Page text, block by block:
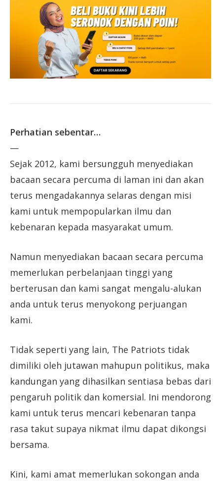
Perhatian sebentar…
—
Sejak 2012, kami bersungguh menyediakan
bacaan secara percuma di laman ini dan akan
terus mengadakannya selaras dengan misi
kami untuk mempopularkan ilmu dan
kebenaran kepada masyarakat umum.
Namun menyediakan bacaan secara percuma
memerlukan perbelanjaan tinggi yang
berterusan dan kami sangat mengalu-alukan
anda untuk terus menyokong perjuangan
kami.
Tidak seperti yang lain, The Patriots tidak
dimiliki oleh jutawan mahupun politikus, maka
kandungan yang dihasilkan sentiasa bebas dari
pengaruh politik dan komersial. Ini mendorong
kami untuk terus mencari kebenaran tanpa
rasa takut supaya nikmat ilmu dapat dikongsi
bersama.
Kini, kami amat memerlukan sokongan anda